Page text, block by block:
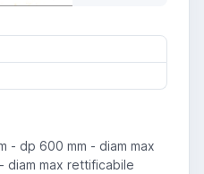
- dp 600 mm - diam max
diam max rettificabile